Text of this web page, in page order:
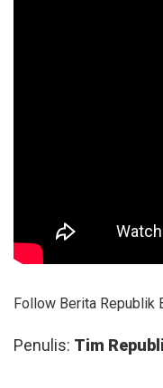
Follow Berita Republik
Penulis: Tim